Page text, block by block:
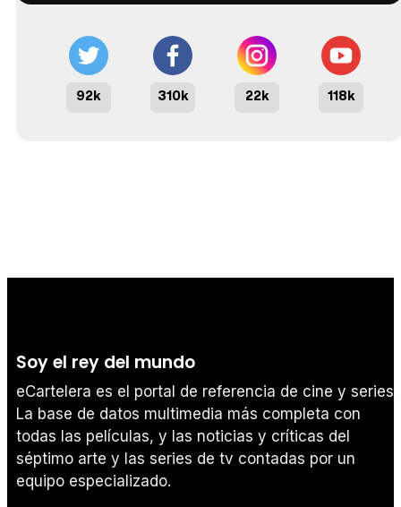
92k 310k 22k 118k
Soy el rey del mundo
eCartelera es el portal de referencia de cine y series.
La base de datos multimedia más completa con
todas las películas, y las noticias y críticas del
séptimo arte y las series de tv contadas por un
equipo especializado.